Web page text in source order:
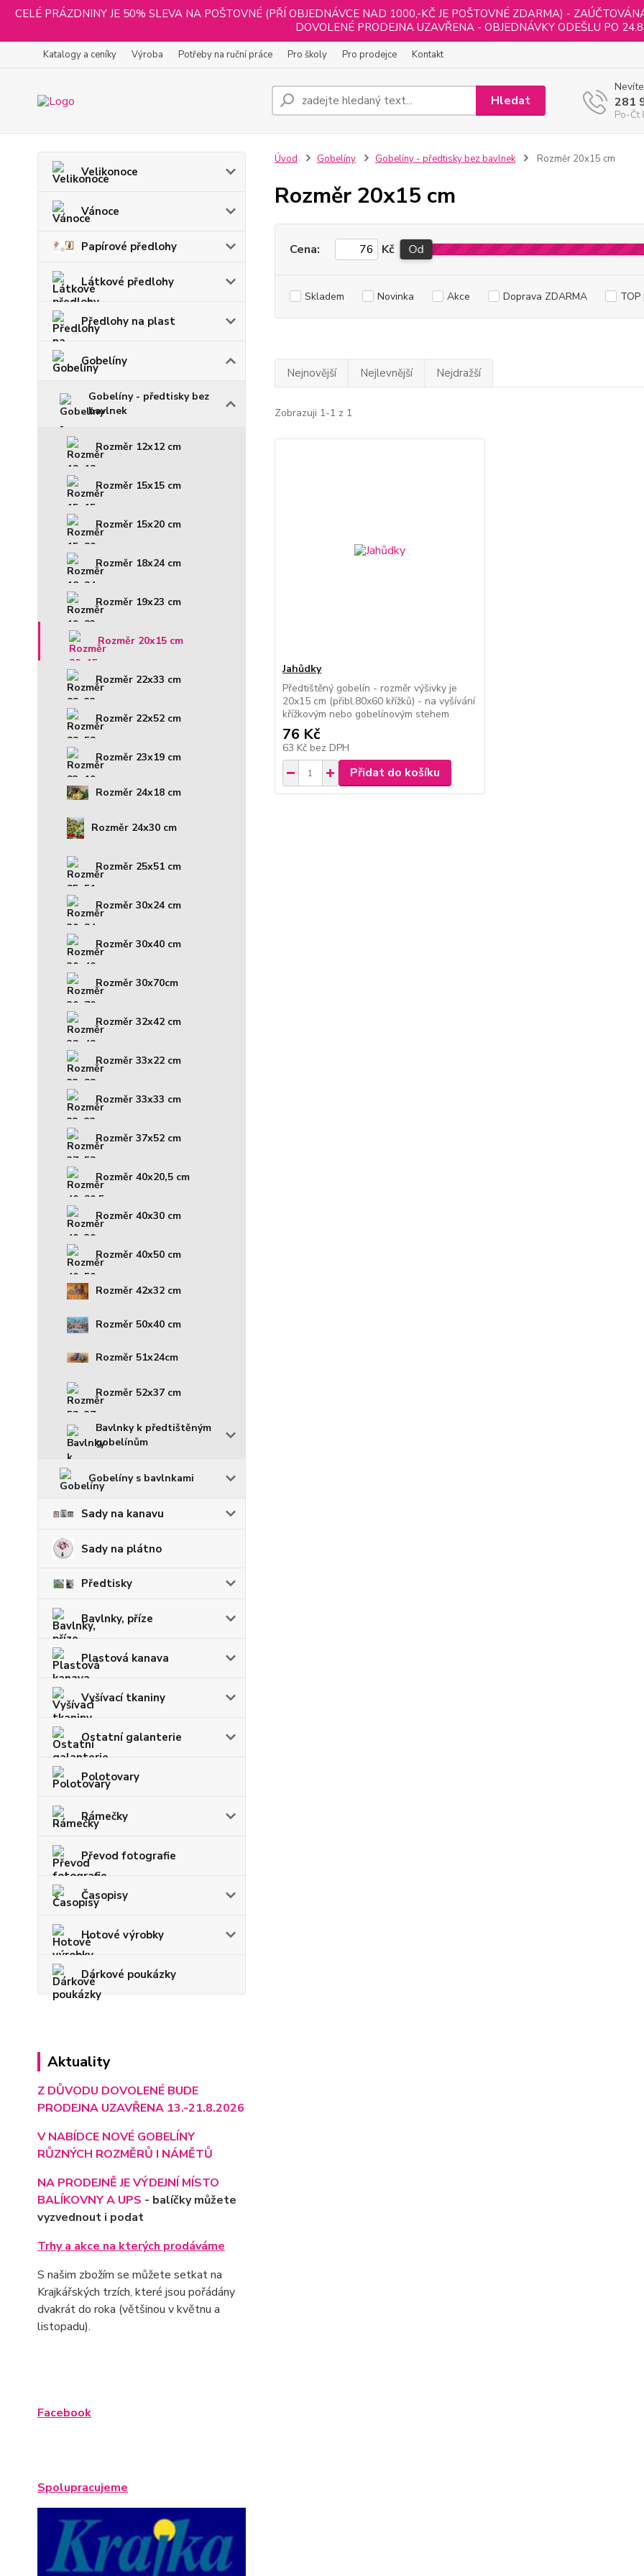
CELÉ PRÁZDNINY JE 50% SLEVA NA POŠTOVNÉ (PŘÍ OBJEDNÁVCE NAD 1000,-KČ JE POŠTOVNÉ ZDARMA) -
DOVOLENÉ PRODEJNA UZAVŘENA - OBJEDNÁVKY ODEŠLU PO
Katalogy a ceníky Výroba Potřeby na ruční práce Pro školy Pro prodejce Kontakt
Hledat 281
Po-Čt
Velikonoce
Vánoce
Papírové předlohy
Látkové předlohy
Předlohy na plast
Gobelíny
Gobelíny - předtisky bez
bavlnek
Rozměr 12x12 cm
Rozměr 15x15 cm
Rozměr 15x20 cm
Rozměr 18x24 cm
Rozměr 19x23 cm
Rozměr 20x15 cm
Rozměr 22x33 cm
Rozměr 22x52 cm
Rozměr 23x19 cm
Rozměr 24x18 cm
Rozměr 24x30 cm
Rozměr 25x51 cm
Rozměr 30x24 cm
Rozměr 30x40 cm
Rozměr 30x70cm
Rozměr 32x42 cm
Rozměr 33x22 cm
Rozměr 33x33 cm
Rozměr 37x52 cm
Rozměr 40x20,5 cm
Rozměr 40x30 cm
Rozměr 40x50 cm
Rozměr 42x32 cm
Rozměr 50x40 cm
Rozměr 51x24cm
Rozměr 52x37 cm
Bavlnky k předtištěným
gobelínům
Gobelíny s bavlnkami
Sady na kanavu
Sady na plátno
Předtisky
Bavlnky, příze
Plastová kanava
Vyšívací tkaniny
Ostatní galanterie
Polotovary
Rámečky
Převod fotografie
Časopisy
Hotové výrobky
Dárkové poukázky
Aktuality
Z DŮVODU DOVOLENÉ BUDE
PRODEJNA UZAVŘENA 13.-21.8.2026
V NABÍDCE NOVÉ GOBELÍNY
RŮZNÝCH ROZMĚRŮ I NÁMĚTŮ
NA PRODEJNĚ JE VÝDEJNÍ MÍSTO
BALÍKOVNY A UPS - balíčky můžete
vyzvednout i podat
Trhy a akce na kterých prodáváme
S našim zbožím se můžete setkat na
Krajkářských trzích, které jsou pořádány
dvakrát do roka (většinou v květnu a
listopadu).
Facebook
Spolupracujeme
Úvod Gobelíny Gobelíny - předtisky bez bavlnek Rozměr 20x15 cm
Rozměr 20x15 cm
Cena: Kč Od
Skladem Novinka Akce Doprava ZDARMA
Nejnovější Nejlevnější Nejdražší
Zobrazuji 1-1 z 1
Jahůdky
Předtištěný gobelín - rozměr výšivky je
20x15 cm (přibl.80x60 křížků) - na vyšívání
křížkovým nebo gobelínovým stehem
76 Kč
63 Kč bez DPH
Přidat do košíku